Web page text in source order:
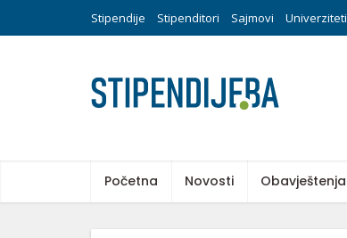
Stipendije Stipenditori Sajmovi Univerziteti
Početna Novosti Obavještenja